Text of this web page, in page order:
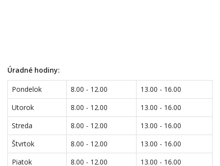
Úradné hodiny:
Pondelok 8.00 - 12.00
13.00 - 16.00
Utorok
8.00 - 12.00
13.00 - 16.00
Streda
8.00 - 12.00
13.00 - 16.00
Štvrtok
8.00 - 12.00
13.00 - 16.00
Piatok
8.00 - 12.00
13.00 - 16.00